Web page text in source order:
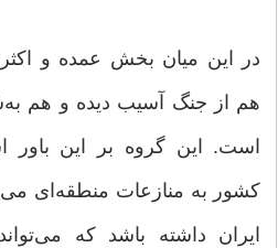
در این میان بخش عمده و
هم از جنگ آسیب دیده و هم
است. این گروه بر این باور
کشور به منازعات منطقه‌ای
ایران داشته باشد که